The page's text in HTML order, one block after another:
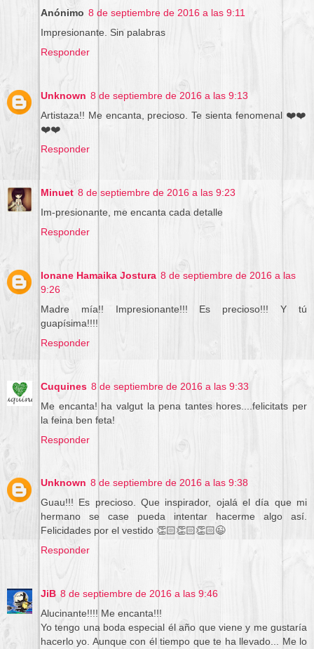
Anónimo 8 de septiembre de 2016 a las 9:11
Impresionante. Sin palabras
Responder
Unknown 8 de septiembre de 2016 a las 9:13
Artistaza!! Me encanta, precioso. Te sienta fenomenal ❤️❤️
❤️❤️
Responder
Minuet 8 de septiembre de 2016 a las 9:23
Im-presionante, me encanta cada detalle
Responder
Ionane Hamaika Jostura 8 de septiembre de 2016 a las
9:26
Madre mía!! Impresionante!!! Es precioso!!! Y tú
guapísima!!!!
Responder
Cuquines 8 de septiembre de 2016 a las 9:33
Me encanta! ha valgut la pena tantes hores....felicitats per
la feina ben feta!
Responder
Unknown 8 de septiembre de 2016 a las 9:38
Guau!!! Es precioso. Que inspirador, ojalá el día que mi
hermano se case pueda intentar hacerme algo así.
Felicidades por el vestido 👏🏻👏🏻👏🏻😉
Responder
JiB 8 de septiembre de 2016 a las 9:46
Alucinante!!!! Me encanta!!!
Yo tengo una boda especial él año que viene y me gustaría
hacerlo yo. Aunque con él tiempo que te ha llevado... Me lo